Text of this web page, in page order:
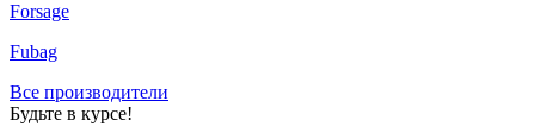
Forsage
Fubag
Все производители
Будьте в курсе!